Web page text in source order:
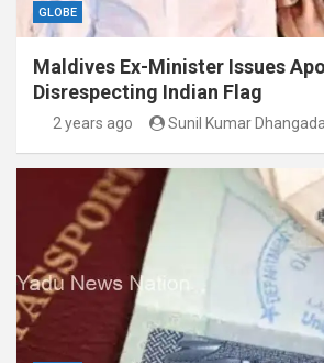
GLOBE
Maldives Ex-Minister Issues
Disrespecting Indian Flag
2 years ago Sunil Kumar